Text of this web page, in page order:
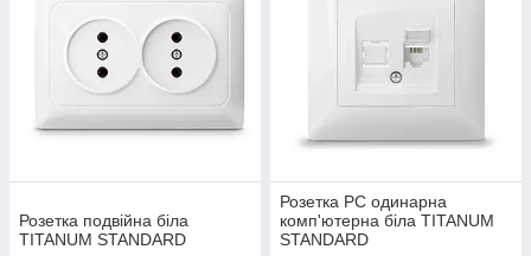
Розетка подвійна біла
TITANUM STANDARD
Розетка PC одинарна
комп'ютерна біла TITANUM
STANDARD